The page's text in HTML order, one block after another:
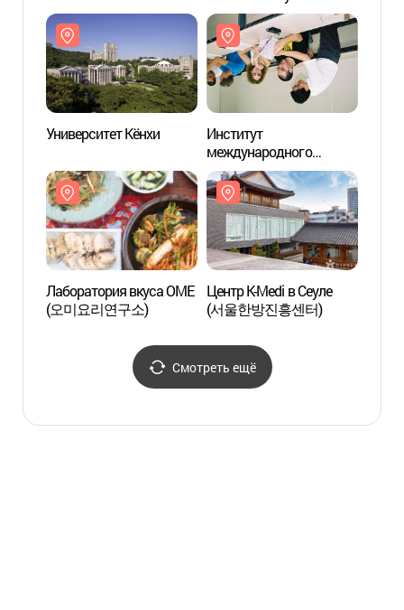
(세종대왕박물관)
Сеуле (서울 영휘원
(순헌황귀비)과 숭인원
(이진))
Университет Кёнхи
Институт
международного
образования при
Университете Кёнхи
(경희대학교 국제교육원)
Лаборатория вкуса OME
(오미요리연구소)
Центр K-Medi в Сеуле
(서울한방진흥센터)
Смотреть ещё